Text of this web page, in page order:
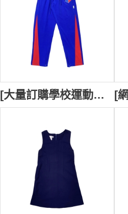
[大量訂購學校運動長褲] ｜King Street Public School藍色腰部鬆緊帶校服褲｜下腳撞色拉鏈設計｜校服褲供應商 SU383